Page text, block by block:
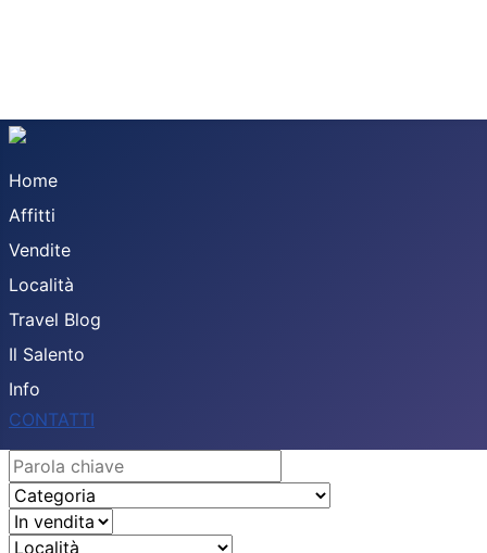
Home
Affitti
Vendite
Località
Travel Blog
Il Salento
Info
CONTATTI